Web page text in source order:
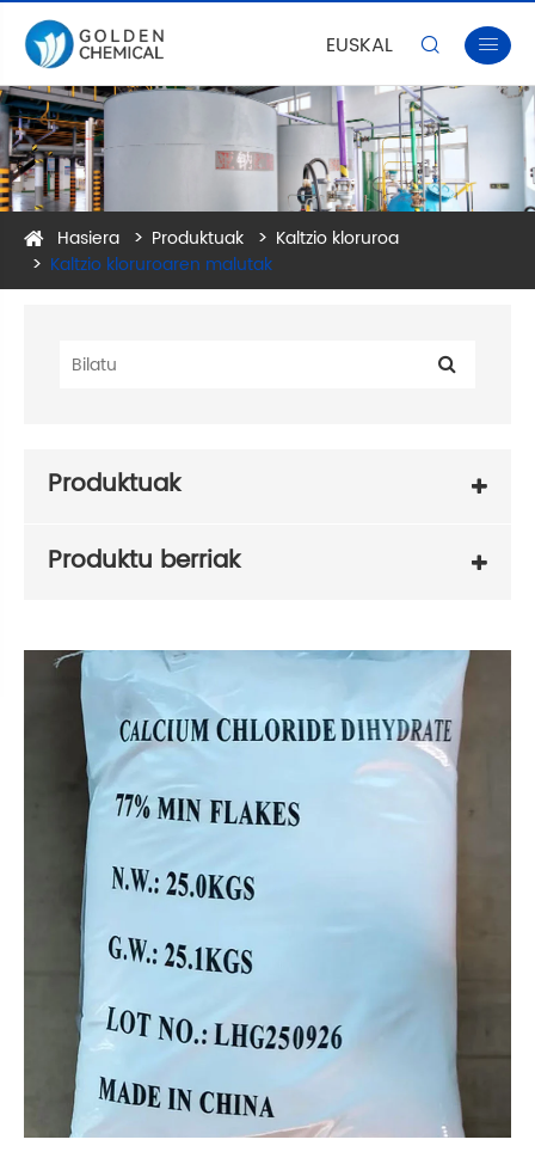
EUSKAL  
Hasiera Produktuak
Kaltzio kloruroa
Kaltzio kloruroaren malutak
Produktuak
Produktu berriak